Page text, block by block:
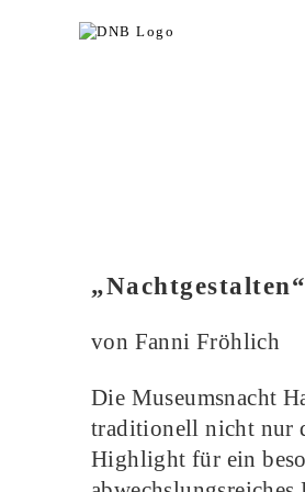
von Fanni Fröhlich
Die Museumsnacht
traditionell nicht nur
Highlight für ein